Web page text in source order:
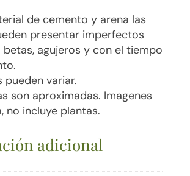
de cemento y arena las
presentar imperfectos
agujeros y con el tiempo
pueden variar.
son aproximadas. Imagenes
no incluye plantas.
adicional